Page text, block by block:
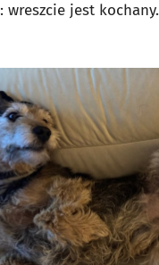
wreszcie jest kochany.